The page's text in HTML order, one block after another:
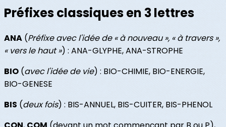
Préfixes classiques en 3 lettres
ANA (Préfixe avec l'idée de « à nouveau », « à travers »,
« vers le haut ») : ANA-GLYPHE, ANA-STROPHE
BIO (avec l'idée de vie) : BIO-CHIMIE, BIO-ENERGIE,
BIO-GENESE
BIS (deux fois) : BIS-ANNUEL, BIS-CUITER, BIS-PHENOL